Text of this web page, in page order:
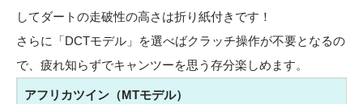
してダートの走破性の高さは折り紙付きです！
さらに「DCTモデル」を選べばクラッチ操作が不要となるの
で、疲れ知らずでキャンツーを思う存分楽しめます。
アフリカツイン（MTモデル）